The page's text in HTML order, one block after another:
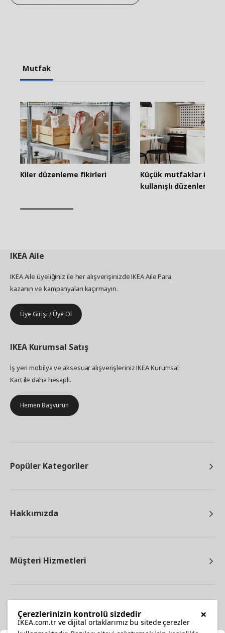
Mutfak
Kiler düzenleme fikirleri
Küçük mutfaklar için
kullanışlı düzenleme
IKEAAile
IKEA Aile üyeliğiniz ile her alışverişinizde IKEA Aile Para
kazanın ve kampanyaları kaçırmayın.
Üye Girişi / Üye Ol
IKEA Kurumsal Satış
İş yeri mobilya ve aksesuar alışverişleriniz IKEA Kurumsal
Kart ile daha hesaplı.
Hemen Başvurun
Popüler Kategoriler
Hakkımızda
Müşteri Hizmetleri
×
Çerezlerinizin kontrolü sizdedir
IKEA.com.tr ve dijital ortaklarımız bu sitede çerezler